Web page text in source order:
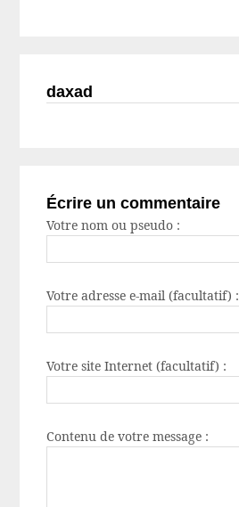
daxad
Écrire un commentaire
Votre nom ou pseudo :
Votre adresse e-mail (facultatif) :
Votre site Internet (facultatif) :
Contenu de votre message :